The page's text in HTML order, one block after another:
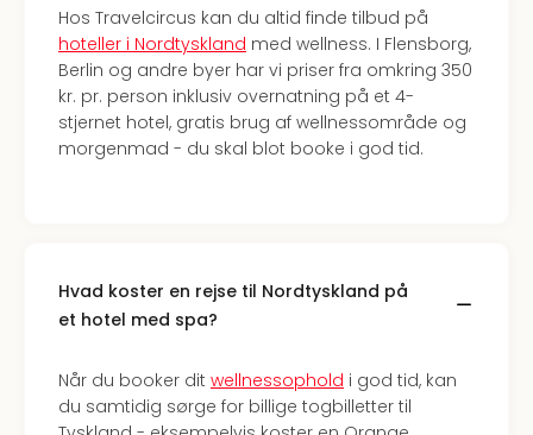
Hos Travelcircus kan du altid finde tilbud på
hoteller i Nordtyskland med wellness. I Flensborg,
Berlin og andre byer har vi priser fra omkring 350
kr. pr. person inklusiv overnatning på et 4-
stjernet hotel, gratis brug af wellnessområde og
morgenmad - du skal blot booke i god tid.
Hvad koster en rejse til Nordtyskland på
et hotel med spa?
Når du booker dit wellnessophold i god tid, kan
du samtidig sørge for billige togbilletter til